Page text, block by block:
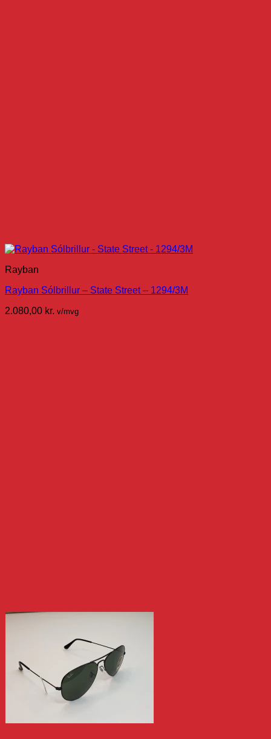
Rayban
Rayban Sólbrillur – State Street – 1294/3M
2.080,00 kr. v/mvg